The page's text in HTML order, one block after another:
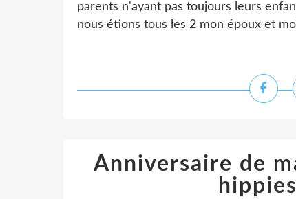
parents n'ayant pas toujours leurs
nous étions tous les 2 mon époux et
Anniversaire de